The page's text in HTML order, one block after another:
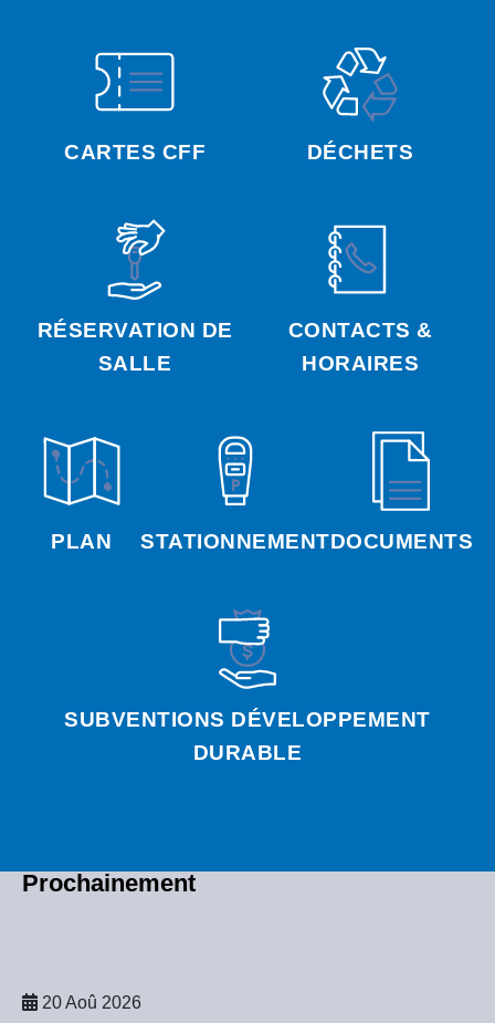
CARTES CFF DÉCHETS
RÉSERVATION DE
SALLE
CONTACTS &
HORAIRES
PLAN STATIONNEMENTDOCUMENTS
SUBVENTIONS DÉVELOPPEMENT
DURABLE
Prochainement
20 Aoû 2026